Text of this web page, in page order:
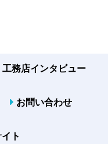
工務店インタビュー
お問い合わせ
ト